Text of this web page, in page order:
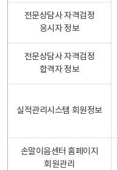
전문상담사 자격검정
응시자 정보
전문상담사 자격검정
합격자 정보
실적관리시스템 회원정보
손말이음센터 홈페이지
회원관리